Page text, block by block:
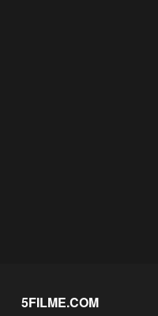
5FILME.COM